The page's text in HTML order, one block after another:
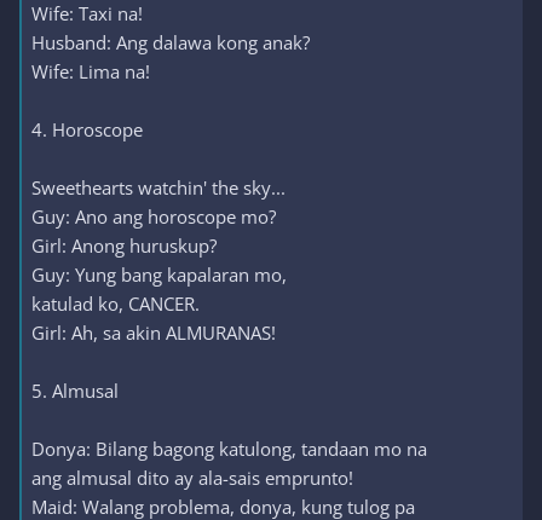
Wife: Taxi na!
Husband: Ang dalawa kong anak?
Wife: Lima na!
4. Horoscope
Sweethearts watchin' the sky...
Guy: Ano ang horoscope mo?
Girl: Anong huruskup?
Guy: Yung bang kapalaran mo,
katulad ko, CANCER.
Girl: Ah, sa akin ALMURANAS!
5. Almusal
Donya: Bilang bagong katulong, tandaan mo na
ang almusal dito ay ala-sais emprunto!
Maid: Walang problema, donya, kung tulog pa